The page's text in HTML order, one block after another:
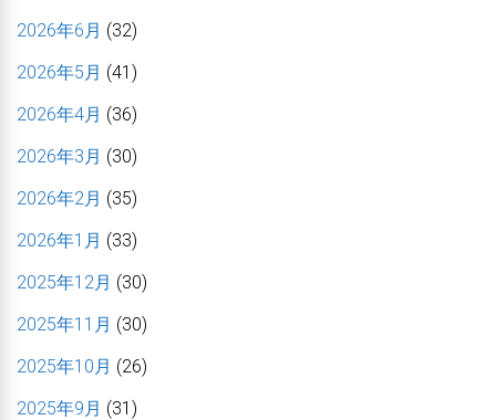
2026年6月 (32)
2026年5月 (41)
2026年4月 (36)
2026年3月 (30)
2026年2月 (35)
2026年1月 (33)
2025年12月 (30)
2025年11月 (30)
2025年10月 (26)
2025年9月 (31)